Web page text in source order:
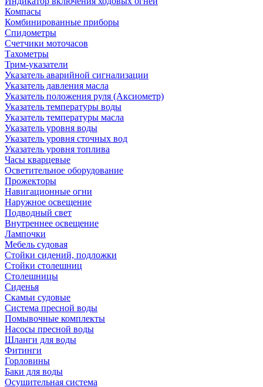
Компасы
Комбинированные приборы
Спидометры
Счетчики моточасов
Тахометры
Трим-указатели
Указатель аварийной сигнализации
Указатель давления масла
Указатель положения руля (Аксиометр)
Указатель температуры воды
Указатель температуры масла
Указатель уровня воды
Указатель уровня сточных вод
Указатель уровня топлива
Часы кварцевые
Осветительное оборудование
Прожекторы
Навигационные огни
Наружное освещение
Подводный свет
Внутреннее освещение
Лампочки
Мебель судовая
Стойки сидений, подложки
Стойки столешниц
Столешницы
Сиденья
Скамьи судовые
Система пресной воды
Помывочные комплекты
Насосы пресной воды
Шланги для воды
Фитинги
Горловины
Баки для воды
Осушительная система